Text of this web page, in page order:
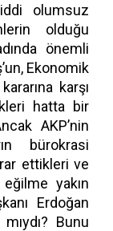
olumsuz
olduğu
önemli
Ekonomik
karşı
hatta bir
AKP’nin
bürokrasi
ettikleri ve
eğilme yakın
Erdoğan
Bunu